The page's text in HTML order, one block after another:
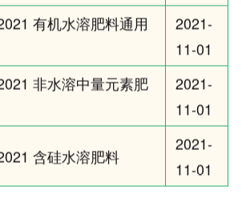
有机水溶肥料通用
2021-
11-01
非水溶中量元素肥
2021-
11-01
含硅水溶肥料
2021-
11-01